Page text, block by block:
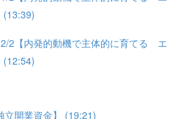
(13:39)
2【内発的動機で主体的に育てる エ
(12:54)
立開業資金】 (19:21)